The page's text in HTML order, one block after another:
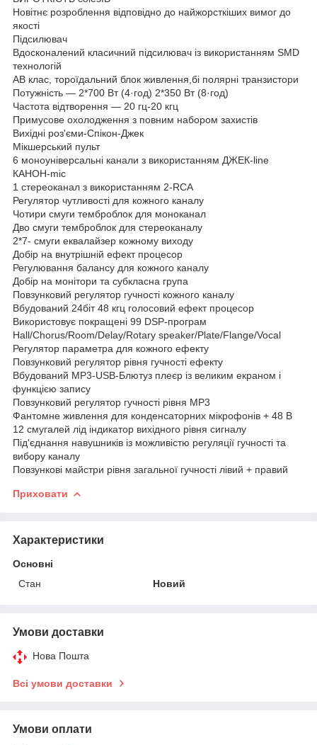
Новітнє розроблення відповідно до найжорсткіших вимог до
якості
Підсилювач
Вдосконалений класичний підсилювач із використанням SMD
технологій
АВ клас, тороїдальний блок живлення,бі полярні транзистори
Потужність — 2*700 Вт (4·год) 2*350 Вт (8·год)
Частота відтворення — 20 гц-20 кгц
Примусове охолодження з повним набором захистів
Вихідні роз'єми-Спікон-Джек
Мікшерський пульт
6 моноуніверсальні канали з використанням ДЖЕК-line
КАНОН-mic
1 стереоканал з використанням 2-RCA
Регулятор чутливості для кожного каналу
Чотири смуги темброблок для моноканал
Дво смуги темброблок для стереоканалу
2*7- смуги еквалайзер кожному виходу
Добір на внутрішній ефект процесор
Регулювання балансу для кожного каналу
Добір на монітори та субкласна група
Повзунковий регулятор гучності кожного каналу
Вбудований 24біт 48 кгц голосовий ефект процесор
Використовує покращені 99 DSP-програм
Hall/Chorus/Room/Delay/Rotary speaker/Plate/Flange/Vocal
Регулятор параметра для кожного ефекту
Повзунковий регулятор рівня гучності ефекту
Вбудований MP3-USB-Блютуз плеєр із великим екраном і
функцією запису
Повзунковий регулятор гучності рівня MP3
Фантомне живлення для конденсаторних мікрофонів + 48 В
12 смугалей лід індикатор вихідного рівня сигналу
Під'єднання навушників із можливістю регуляції гучності та
вибору каналу
Повзункові майстри рівня загальної гучності лівий + правий
Приховати
Характеристики
Основні
Стан
Новий
Умови доставки
Нова Пошта
Всі умови доставки
Умови оплати